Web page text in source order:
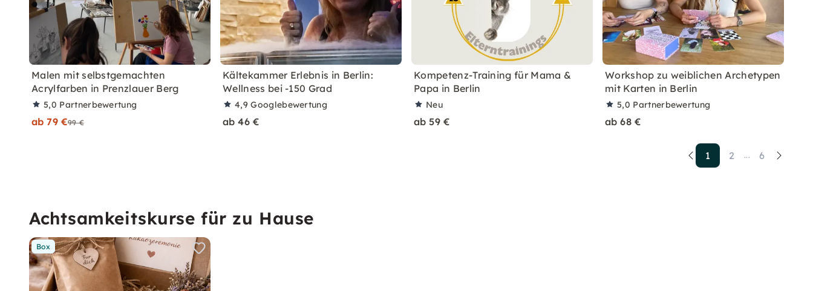
Malen mit selbstgemachten
Acrylfarben in Prenzlauer Berg
5,0 Partnerbewertung
ab 79 €99 €
Kältekammer Erlebnis in Berlin:
Wellness bei -150 Grad
4,9Googlebewertung
ab 46 €
Kompetenz-Training für Mama &
Papa in Berlin
Neu
ab 59 €
Workshop zu weiblichen Archetypen
mit Karten in Berlin
5,0 Partnerbewertung
ab 68 €
1 2 ... 6
Achtsamkeitskurse für zu Hause
Box